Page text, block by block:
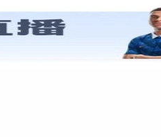
四化诀窍 格局玄奥